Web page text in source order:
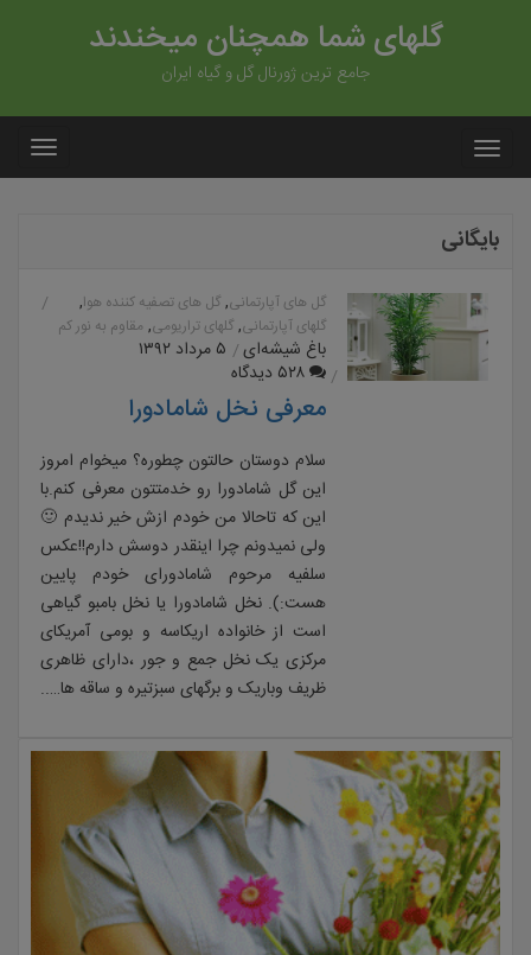
گلهای شما همچنان میخندند
جامع ترین ژورنال گل و گیاه ایران
بایگانی
گل های آپارتمانی, گل های تصفیه کننده هوا,
گلهای آپارتمانی, گلهای تراریومی, مقاوم به نور کم
باغ شیشه‌ای
۵ مرداد ۱۳۹۲
۵۲۸ دیدگاه
معرفی نخل شامادورا
سلام دوستان حالتون چطوره؟ میخوام امروز
این گل شامادورا رو خدمتتون معرفی کنم.با
این که تاحالا من خودم ازش خیر ندیدم 🙂
ولی نمیدونم چرا اینقدر دوسش دارم!!عکس
سلفیه مرحوم شامادورای خودم پایین
هست:). نخل شامادورا یا نخل بامبو گیاهی
است از خانواده اریکاسه و بومی آمریکای
مرکزی یک نخل جمع و جور ،دارای ظاهری
ظریف وباریک و برگهای سبزتیره و ساقه ها…..